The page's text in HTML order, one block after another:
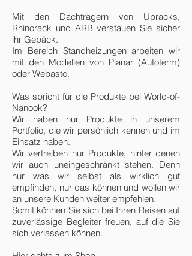
Mit den Dachträgern von Upracks,
Rhinorack und ARB verstauen Sie sicher
ihr Gepäck.
Im Bereich Standheizungen arbeiten wir
mit den Modellen von Planar (Autoterm)
oder Webasto.
Was spricht für die Produkte bei World-of-
Nanook?
Wir haben nur Produkte in unserem
Portfolio, die wir persönlich kennen und im
Einsatz haben.
Wir vertreiben nur Produkte, hinter denen
wir auch uneingeschränkt stehen. Denn
nur was wir selbst als wirklich gut
empfinden, nur das können und wollen wir
an unsere Kunden weiter empfehlen.
Somit können Sie sich bei Ihren Reisen auf
zuverlässige Begleiter freuen, auf die Sie
sich verlassen können.